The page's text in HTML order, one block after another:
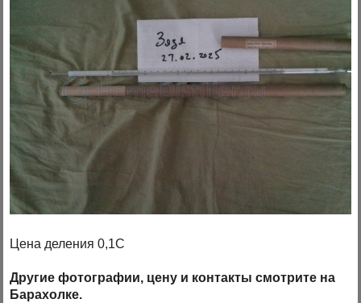
Цена деления 0,1С
Другие фотографии, цену и контакты смотрите на
Барахолке.